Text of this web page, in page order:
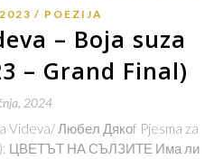
POEZIJA
– Boja suza
– Grand Final)
2024
Videva/ Любел Дякоf Pjesma za
ЦВЕТЪТ НА СЪЛЗИТЕ Има ли